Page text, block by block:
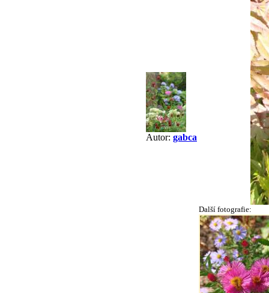
Autor: gabca
Další fotografie: